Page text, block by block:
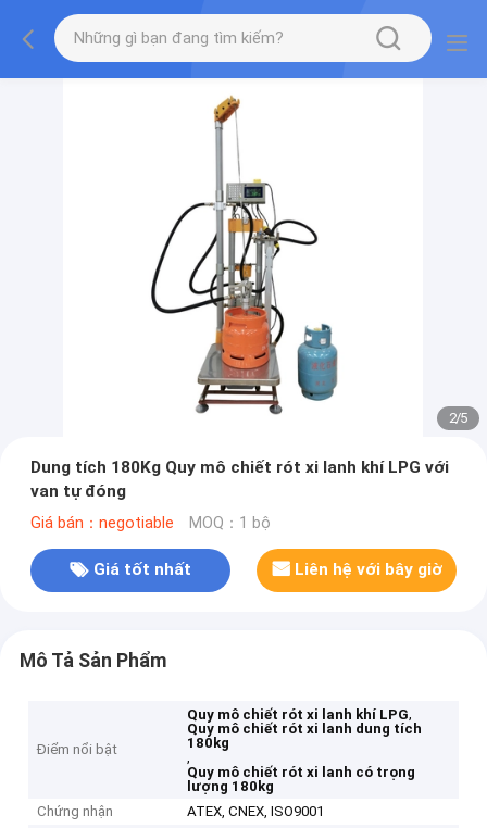
2/5
Dung tích 180Kg Quy mô chiết rót xi lanh khí LPG với
van tự đóng
Giá bán：negotiable MOQ：1 bộ
Giá tốt nhất Liên hệ với bây giờ
Mô Tả Sản Phẩm
Điểm nổi bật
Quy mô chiết rót xi lanh khí LPG,
Quy mô chiết rót xi lanh dung tích
180kg
,
Quy mô chiết rót xi lanh có trọng
lượng 180kg
Chứng nhận
ATEX, CNEX, ISO9001